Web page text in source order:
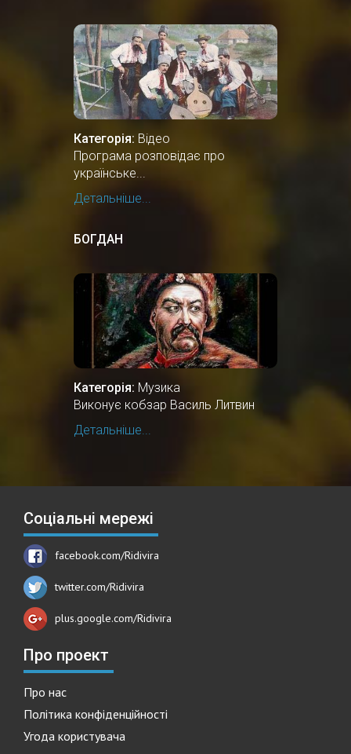
Категорія: Відео
Програма розповідає про
українське...
Детальніше...
БОГДАН
Категорія: Музика
Виконує кобзар Василь Литвин
Детальніше...
Соціальні мережі
facebook.com/Ridivira
twitter.com/Ridivira
plus.google.com/Ridivira
Про проект
Про нас
Політика конфіденційності
Угода користувача